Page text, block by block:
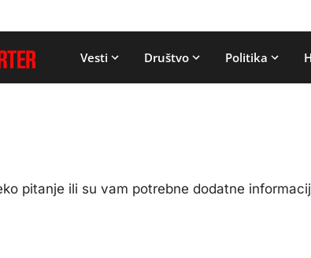
Vesti Društvo Politika
pitanje ili su vam potrebne dodatne